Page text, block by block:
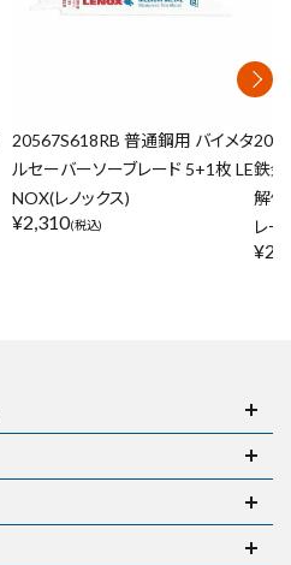
20567S618RB 普通鋼用 バイメタ
ルセーバーソーブレード 5+1枚 LE
NOX(レノックス)
¥2,310(税込)
鉄金
解体
レー
¥